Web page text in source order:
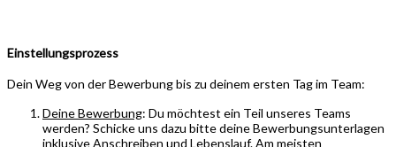
Einstellungsprozess
Dein Weg von der Bewerbung bis zu deinem ersten Tag im Team:
Deine Bewerbung: Du möchtest ein Teil unseres Teams
werden? Schicke uns dazu bitte deine Bewerbungsunterlagen
inklusive Anschreiben und Lebenslauf. Am meisten